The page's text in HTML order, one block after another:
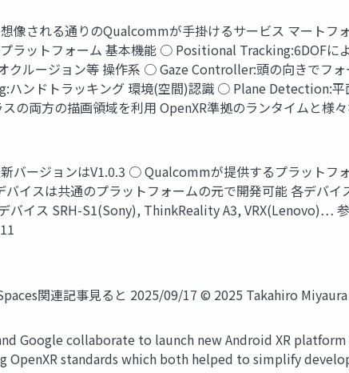
像される通りのQualcommが手掛けるサービス マートフ
ラットフォーム 基本機能 ○ Positional Tracking:6DOF
ルージョン等 操作系 ○ Gaze Controller:頭の向きでフ
ハンドトラッキング 環境(空間)認識 ○ Plane Detection:
の両方の描画領域を利用 OpenXR準拠のランタイムと
バージョンはV1.0.3 ○ Qualcommが提供するプラット
イスは共通のプラットフォームの元で開発可能 各デバ
バイス SRH-S1(Sony), ThinkReality A3,
関連記事見ると 2025/09/17 © 2025 Takahiro
Google collaborate to launch new Android XR
OpenXR standards which both helped to simplify